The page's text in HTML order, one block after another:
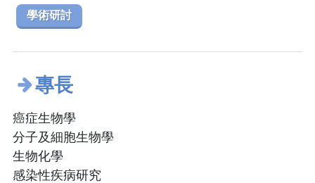
學術研討
專長
癌症生物學
分子及細胞生物學
生物化學
感染性疾病研究